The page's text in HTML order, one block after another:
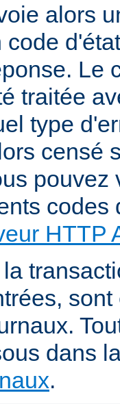
alors
code
Le
traitée
type
censé
pouvez
codes
HTTP
dans
.